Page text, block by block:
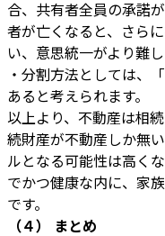
合、共有者全員の承諾
者が亡くなると、さら
い、意思統一がより難
・分割方法としては、
あると考えられます。
以上より、不動産は相
続財産が不動産しか無
ルとなる可能性は高く
でかつ健康な内に、家
です。
（４） まとめ